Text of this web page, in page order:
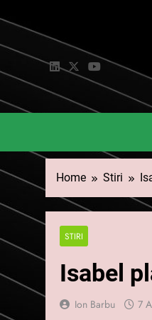
to
content
Home Stiri
STIRI
Isabel
Ion Barbu 7